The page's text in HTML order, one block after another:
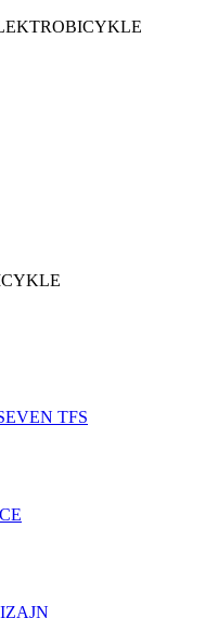
TFS